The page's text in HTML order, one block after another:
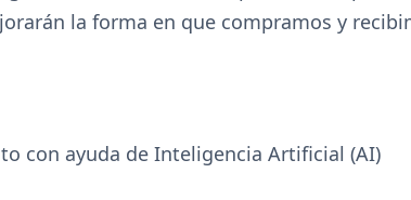
la forma en que compramos y
con ayuda de Inteligencia Artificial (AI)